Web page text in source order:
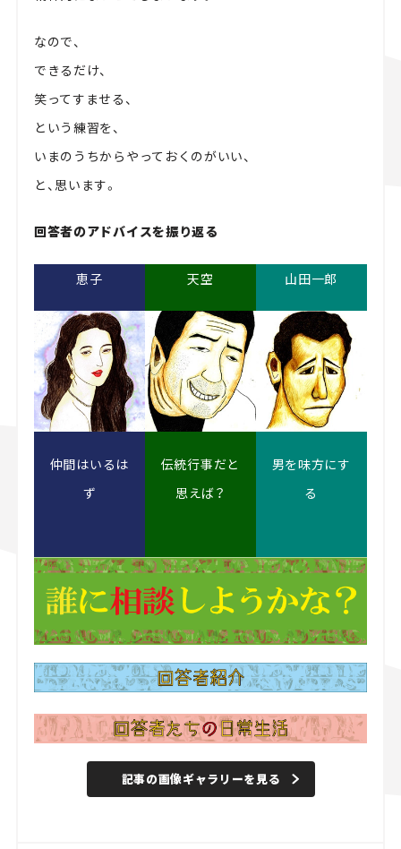
なので、
できるだけ、
笑ってすませる、
という練習を、
いまのうちからやっておくのがいい、
と、思います。
回答者のアドバイスを振り返る
恵子
仲間はいるは
ず
天空
伝統行事だと
思えば？
山田一郎
男を味方にす
る
記事の画像ギャラリーを見る